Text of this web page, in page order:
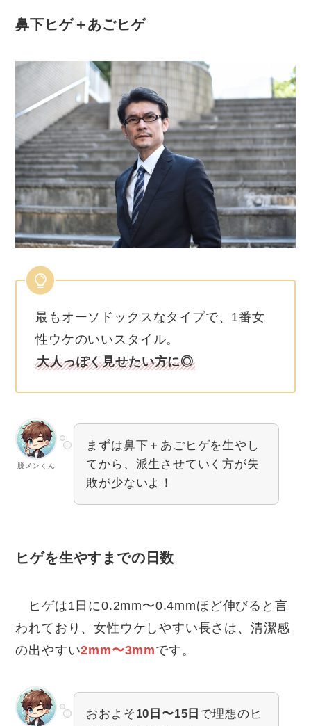
鼻下ヒゲ＋あごヒゲ
最もオーソドックスなタイプで、1番女
性ウケのいいスタイル。
大人っぽく見せたい方に◎
脱メンくん
まずは鼻下＋あごヒゲを生やし
てから、派生させていく方が失
敗が少ないよ！
ヒゲを生やすまでの日数
ヒゲは1日に0.2mm〜0.4mmほど伸びると言
われており、女性ウケしやすい長さは、清潔感
の出やすい2mm〜3mmです。
おおよそ10日〜15日 で理想のヒ